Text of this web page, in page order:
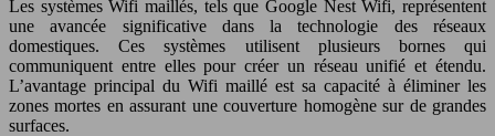
Les systèmes Wifi maillés, tels que Google Nest Wifi, représentent
une avancée significative dans la technologie des réseaux
domestiques. Ces systèmes utilisent plusieurs bornes qui
communiquent entre elles pour créer un réseau unifié et étendu.
L’avantage principal du Wifi maillé est sa capacité à éliminer les
zones mortes en assurant une couverture homogène sur de grandes
surfaces.